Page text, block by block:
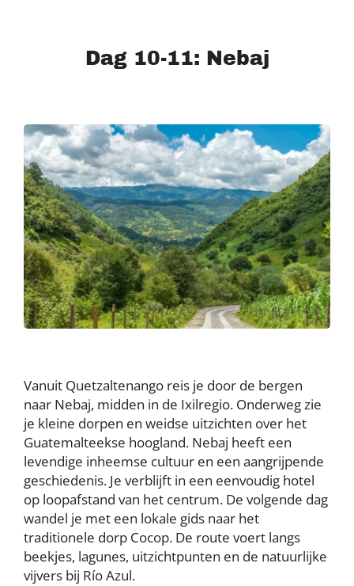
Dag 10-11: Nebaj
Vanuit Quetzaltenango reis je door de bergen
naar Nebaj, midden in de Ixilregio. Onderweg zie
je kleine dorpen en weidse uitzichten over het
Guatemalteekse hoogland. Nebaj heeft een
levendige inheemse cultuur en een aangrijpende
geschiedenis. Je verblijft in een eenvoudig hotel
op loopafstand van het centrum. De volgende dag
wandel je met een lokale gids naar het
traditionele dorp Cocop. De route voert langs
beekjes, lagunes, uitzichtpunten en de natuurlijke
vijvers bij Río Azul.